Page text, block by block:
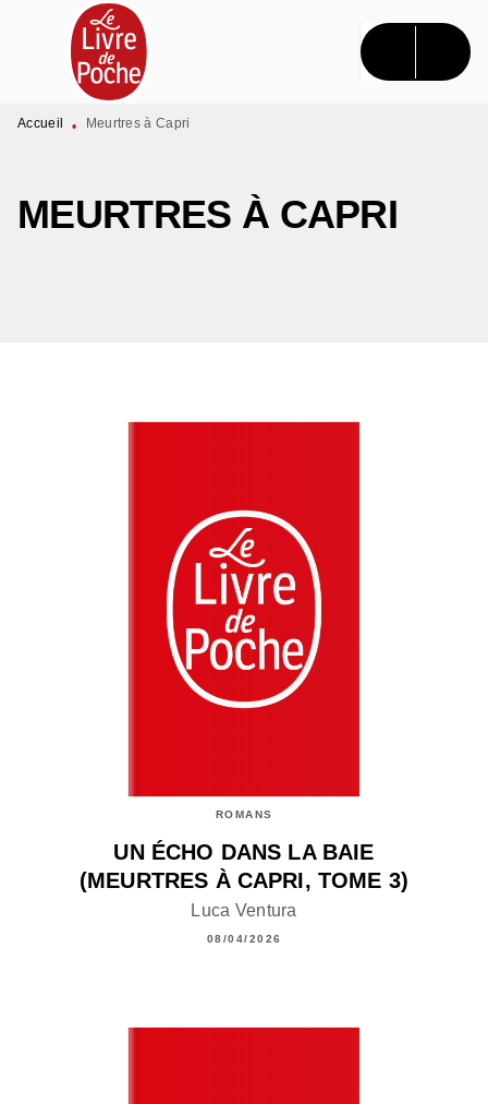
MENU RECHERCHE CONTENU
PIED DE PAGE
Accueil • Meurtres à Capri
MEURTRES À CAPRI
ROMANS
UN ÉCHO DANS LA BAIE
(MEURTRES À CAPRI, TOME 3)
Luca Ventura
08/04/2026